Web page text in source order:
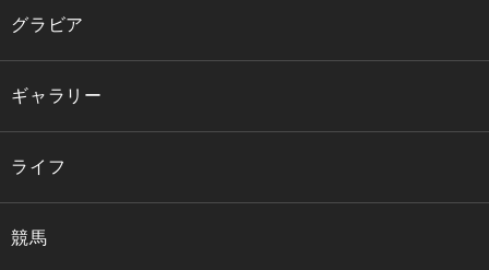
グラビア
ギャラリー
ライフ
競馬